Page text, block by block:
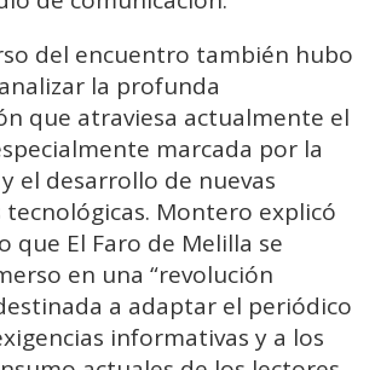
del encuentro también hubo
la profunda
que atraviesa actualmente el
marcada por la
el desarrollo de nuevas
Montero explicó
que El Faro de Melilla se
en una “revolución
a adaptar el periódico
informativas y a los